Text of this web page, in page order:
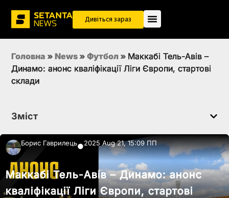
Дивіться зараз
Головна » News » Футбол » Маккабі Тель-Авів –
Динамо: анонс кваліфікації Ліги Європи, стартові
склади
Зміст
Борис Гаврилець●2025 Aug 21, 15:09 ПП
Маккабі Тель-Авів – Динамо: анонс
кваліфікації Ліги Європи, стартові